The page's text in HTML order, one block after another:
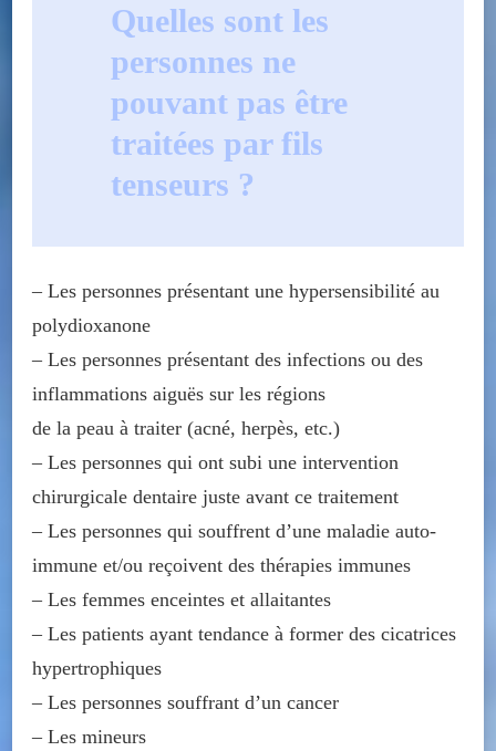
Quelles sont les
personnes ne
pouvant pas être
traitées par fils
tenseurs ?
– Les personnes présentant une hypersensibilité au
polydioxanone
– Les personnes présentant des infections ou des
inflammations aiguës sur les régions
de la peau à traiter (acné, herpès, etc.)
– Les personnes qui ont subi une intervention
chirurgicale dentaire juste avant ce traitement
– Les personnes qui souffrent d’une maladie auto-
immune et/ou reçoivent des thérapies immunes
– Les femmes enceintes et allaitantes
– Les patients ayant tendance à former des cicatrices
hypertrophiques
– Les personnes souffrant d’un cancer
– Les mineurs